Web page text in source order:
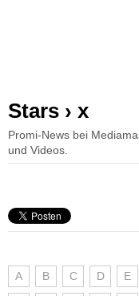
Stars › x
Promi-News bei
und Videos.
A B C D E